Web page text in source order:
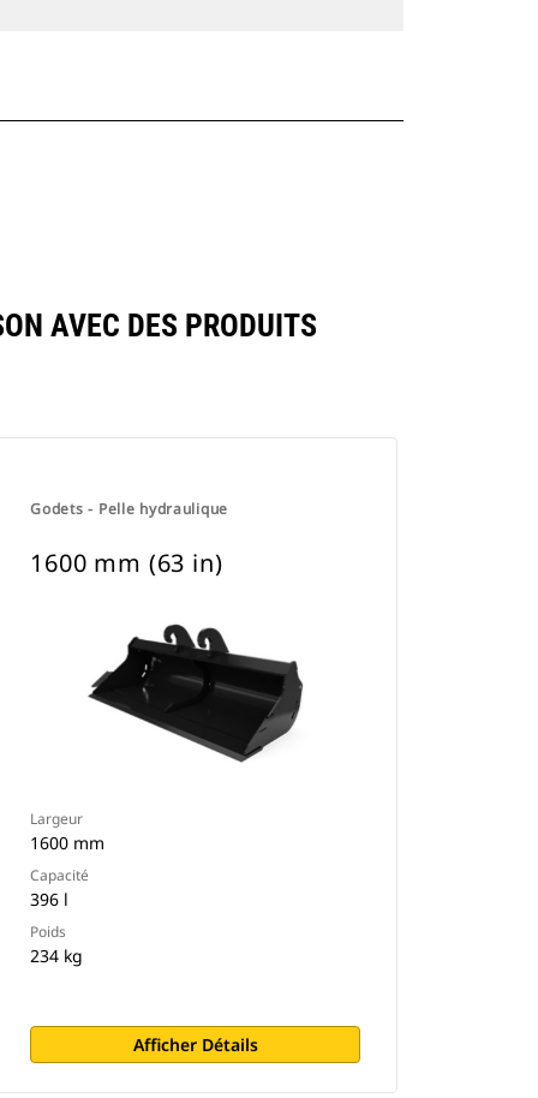
AVEC DES PRODUITS
Godets - Pelle hydraulique
1600 mm (63 in)
Largeur
1600 mm
Capacité
396 l
Poids
234 kg
Afficher Détails